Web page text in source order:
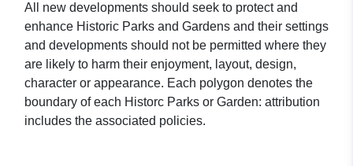
All new developments should seek to protect and
enhance Historic Parks and Gardens and their settings
and developments should not be permitted where they
are likely to harm their enjoyment, layout, design,
character or appearance. Each polygon denotes the
boundary of each Historc Parks or Garden: attribution
includes the associated policies.